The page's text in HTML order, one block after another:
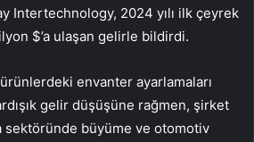
Intertechnology, 2024 yılı ilk çeyrek
$’a ulaşan gelirle bildirdi.
envanter ayarlamaları
gelir düşüşüne rağmen, şirket
sektöründe büyüme ve otomotiv